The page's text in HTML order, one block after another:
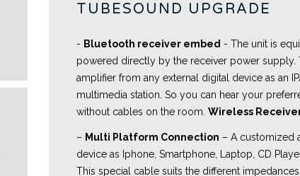
TUBESOUND UPGRADE
- Bluetooth receiver embed - The unit is
powered directly by the receiver power
amplifier from any external digital device as an
multimedia station. So you can hear your
without cables on the room. Wireless
– Multi Platform Connection – A customized
device as Iphone, Smartphone, Laptop, CD
This special cable suits the different